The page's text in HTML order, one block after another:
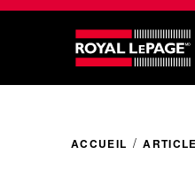
ACCUEIL